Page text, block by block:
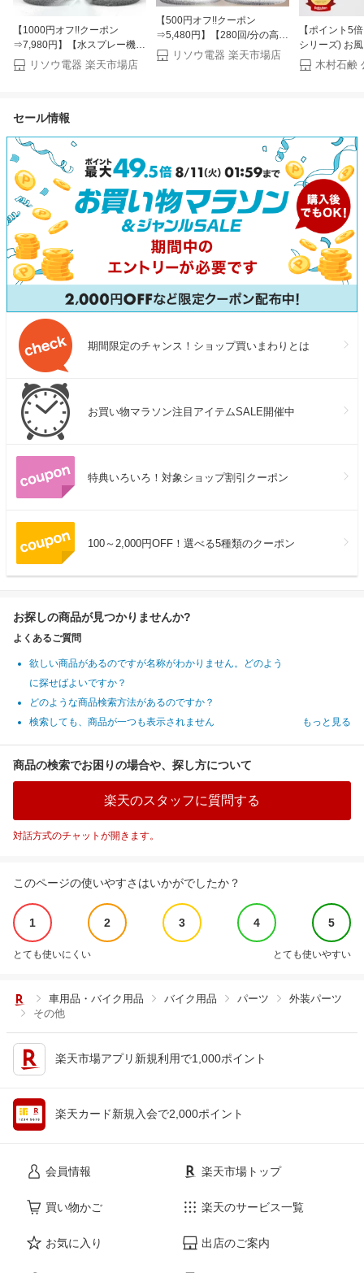
【1000円オフ!!クーポン
⇒7,980円】【水スプレー機能
付きで簡単に水拭きできま
す】【1分間に270回の高速回
にこだわって開発】電動モッ
リング 床掃除 RS-019 【2年
保証】
リソウ電器 楽天市場店
【500円オフ!!クーポン
⇒5,480円】【280回/分の高速
回転で強力駆動】【軽量性x自
走式】【交換用パッド4枚セッ
リソウ電器 楽天市場店
【ポイント5
シリーズ) お
剤【3箱セッ
木村石鹸
セール情報
期間限定のチャンス！ショップ買いまわりとは
お買い物マラソン注目アイテムSALE開催中
特典いろいろ！対象ショップ割引クーポン
100～2,000円OFF！選べる5種類のクーポン
お探しの商品が見つかりませんか?
よくあるご質問
欲しい商品があるのですが名称がわかりません。どのよう
に探せばよいですか？
どのような商品検索方法があるのですか？
検索しても、商品が一つも表示されません
もっと見る
商品の検索でお困りの場合や、探し方について
楽天のスタッフに質問する
対話方式のチャットが開きます。
このページの使いやすさはいかがでしたか？
1 2 3 4 5
とても使いにくい とても使いやすい
車用品・バイク用品 バイク用品 パーツ
外装パーツ
その他
楽天市場アプリ新規利用で1,000ポイント
楽天カード新規入会で2,000ポイント
会員情報
買い物かご
お気に入り
楽天市場トップ
楽天のサービス一覧
出店のご案内